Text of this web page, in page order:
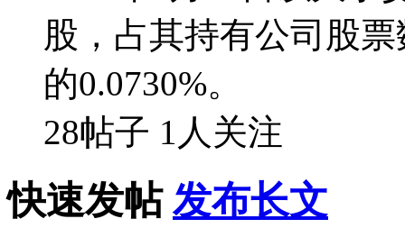
股，占其持有公司股
的0.0730%。
28帖子 1人关注
快速发帖 发布长文